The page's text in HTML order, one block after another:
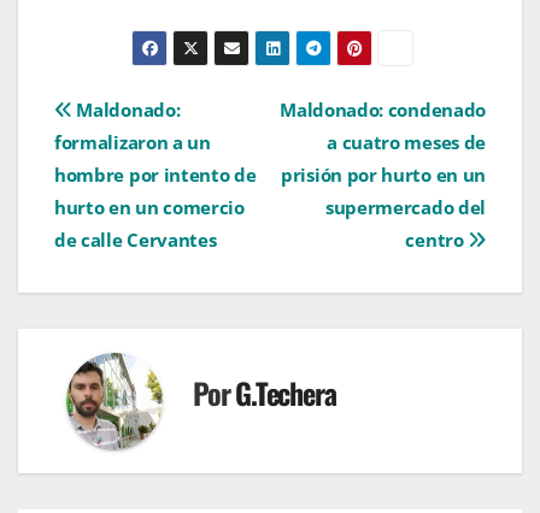
Navegación
de
entradas
Maldonado: condenado
a cuatro meses de
prisión por hurto en un
supermercado del
centro
Maldonado:
formalizaron a un
hombre por intento de
hurto en un comercio
de calle Cervantes
PorG.Techera